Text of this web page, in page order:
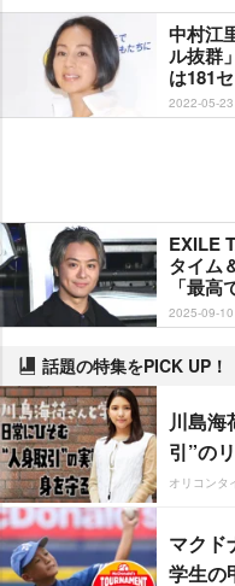
中村江
ル抜群
は181
2022-05-23
EXILE
タイム
「最高
2025-09-10
話題の特集をPICK UP！
川島海
引”の
オリコンタ
マクド
学生の